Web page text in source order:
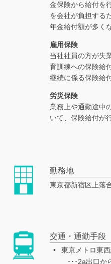
金保険から給付を
を会社が負担する
年金給付額が多く
雇用保険
当社社員の方が失
育訓練への保険給
継続に係る保険給
労災保険
業務上や通勤途中
いて、保険給付が
勤務地
東京都新宿区上
交通・通勤手段
東京メトロ東西
･･･2a出口か